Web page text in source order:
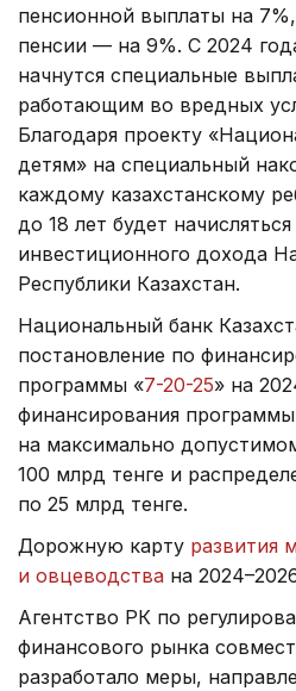
пенсионной выплаты на
пенсии — на 9%. С 2024
начнутся специальные
работающим во вредных
Благодаря проекту
детям» на специальный
каждому казахстанскому
до 18 лет будет
инвестиционного дохода
Республики Казахстан.
Национальный банк
постановление по
программы «7-20-25» на
финансирования
на максимально
100 млрд тенге и
по 25 млрд тенге.
Дорожную карту развития
и овцеводства на
Агентство РК по
финансового рынка
разработало меры,